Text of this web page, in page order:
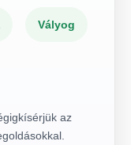
Vályog
az